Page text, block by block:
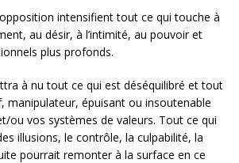
intensifient tout ce qui touche à
au désir, à l’intimité, au pouvoir et
plus profonds.
à nu tout ce qui est déséquilibré et tout
manipulateur, épuisant ou insoutenable
ou vos systèmes de valeurs. Tout ce qui
illusions, le contrôle, la culpabilité, la
pourrait remonter à la surface en ce